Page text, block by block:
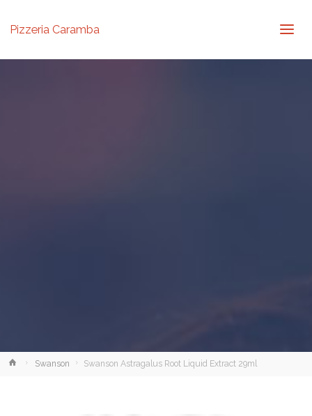
Pizzeria Caramba
StronaSwanson Swanson Astragalus Root Liquid Extract 29ml